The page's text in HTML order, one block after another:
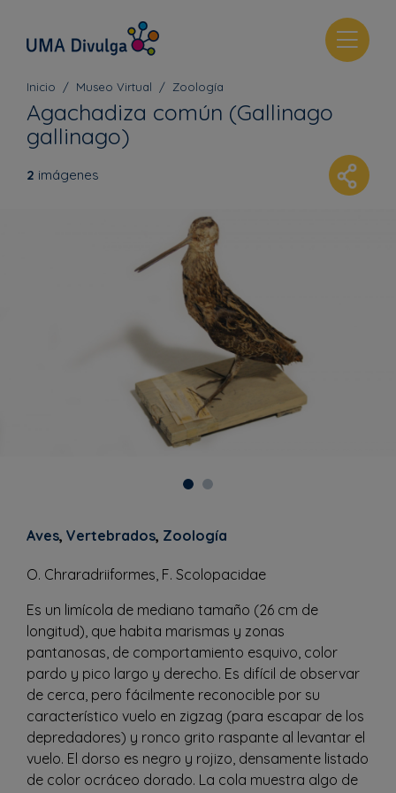
T
o
a
Inicio Museo Virtual Zoología
Agachadiza común (Gallinago
gallinago)
2 imágenes
Aves, Vertebrados, Zoología
O. Chraradriiformes, F. Scolopacidae
Es un limícola de mediano tamaño (26 cm de
longitud), que habita marismas y zonas
pantanosas, de comportamiento esquivo, color
pardo y pico largo y derecho. Es difícil de observar
de cerca, pero fácilmente reconocible por su
característico vuelo en zigzag (para escapar de los
depredadores) y ronco grito raspante al levantar el
vuelo. El dorso es negro y rojizo, densamente listado
de color ocráceo dorado. La cola muestra algo de